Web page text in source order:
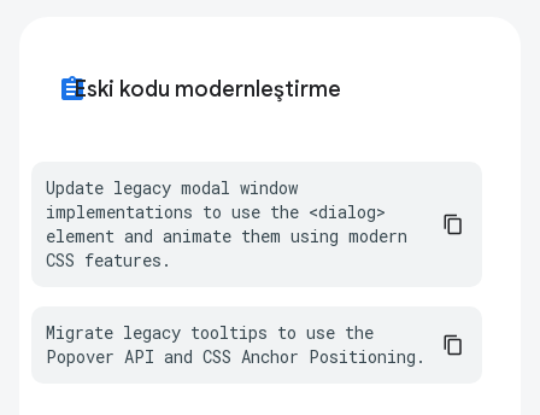
assignmentEski kodu modernleştirme
Update legacy modal window
implementations to use the <dialog>
element and animate them using modern
CSS features.
Migrate legacy tooltips to use the
Popover API and CSS Anchor Positioning.